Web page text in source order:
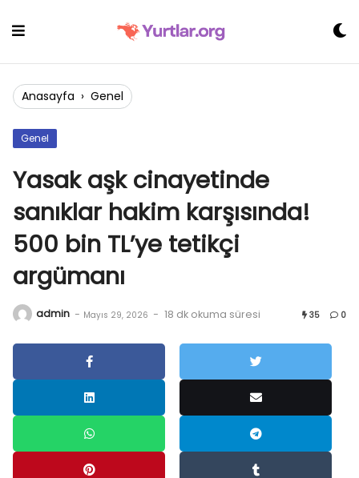
Anasayfa › Genel
Genel
Yasak aşk cinayetinde
sanıklar hakim karşısında!
500 bin TL’ye tetikçi
argümanı
admin - Mayıs 29, 2026 - 18 dk okuma süresi 35 0